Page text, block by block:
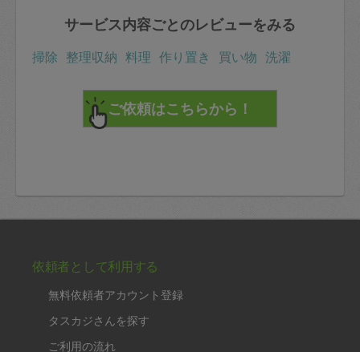
サービス内容ごとのレビューをみる
掃除 整理収納 料理 作り置き 買い物 洗濯
依頼者として利用する
無料依頼者アカウント登録
タスカジさんを探す
ご利用の流れ